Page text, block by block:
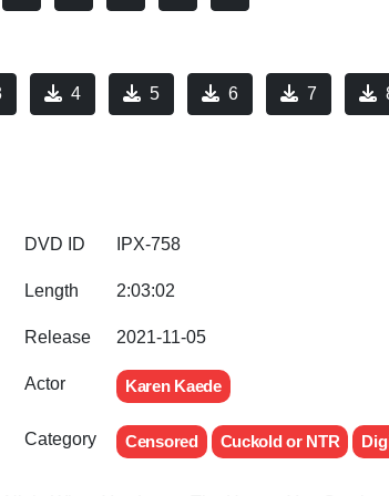
4 5 6 7
DVD ID IPX-758
Length 2:03:02
Release 2021-11-05
Actor Karen Kaede
Category Censored Cuckold or NTR